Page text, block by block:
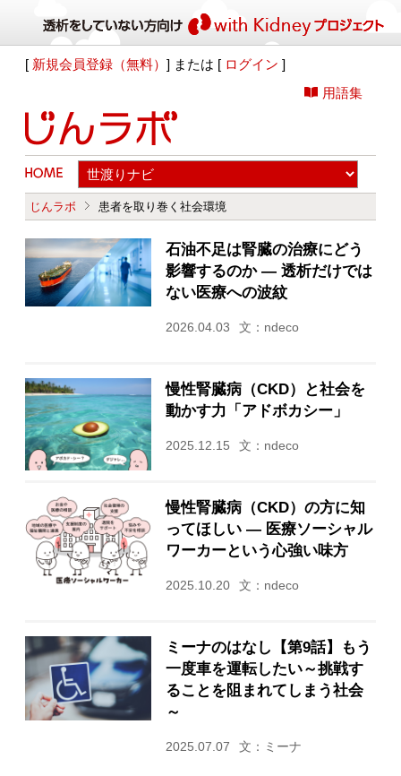
[ 新規会員登録（無料）] または [ ログイン ]
用語集
じんラボ 患者を取り巻く社会環境
石油不足は腎臓の治療にどう
影響するのか ― 透析だけでは
ない医療への波紋
2026.04.03 文：ndeco
慢性腎臓病（CKD）と社会を
動かす力「アドボカシー」
2025.12.15 文：ndeco
慢性腎臓病（CKD）の方に知
ってほしい ― 医療ソーシャル
ワーカーという心強い味方
2025.10.20 文：ndeco
ミーナのはなし【第9話】もう
一度車を運転したい～挑戦す
ることを阻まれてしまう社会
～
2025.07.07 文：ミーナ